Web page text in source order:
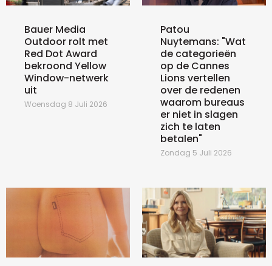
Bauer Media
Outdoor rolt met
Red Dot Award
bekroond Yellow
Window-netwerk
uit
Woensdag 8 Juli 2026
Patou
Nuytemans: "Wat
de categorieën
op de Cannes
Lions vertellen
over de redenen
waarom bureaus
er niet in slagen
zich te laten
betalen"
Zondag 5 Juli 2026